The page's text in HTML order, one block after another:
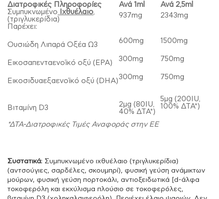
Διατροφικές Πληροφορίες Ανά 1 ml Ανά 2,5ml
Συμπυκνωμένο Ιχθυέλαιο,
(τριγλυκερίδια)
Παρέχει:
Ουσιώδη Λιπαρά Οξέα Ω3
Εικοσαπενταενοϊκό οξύ (EPA)
Εικοσιδυαεξαενοϊκό οξύ (DHA)
937mg
600mg
300mg
300mg
2343mg
1500mg
750mg
750mg
Βιταμίνη D3
2μg (80IU,
40% ΔΤΑ*)
5μg (200IU,
100% ΔΤΑ*)
*ΔΤΑ-Διατροφικές Τιμές Αναφοράς στην ΕΕ
Συστατικά: Συμπυκνωμένο ιχθυέλαιο (τριγλυκερίδια)
(αντσούγιες, σαρδέλες, σκουμπρί), φυσική γεύση ανάμικτων
μούρων, φυσική γεύση πορτοκάλι, αντιοξειδωτικά [d-άλφα
τοκοφερόλη και εκχύλισμα πλούσιο σε τοκοφερόλες,